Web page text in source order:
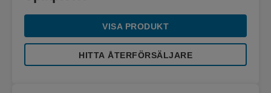
VISA PRODUKT
HITTA ÅTERFÖRSÄLJARE